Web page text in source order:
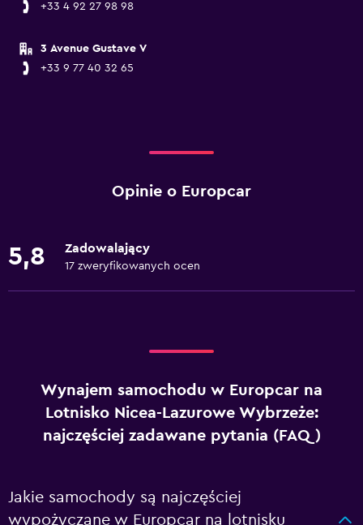
+33 4 92 27 98 98
3 Avenue Gustave V
+33 9 77 40 32 65
Opinie o Europcar
5,8 Zadowalający
17 zweryfikowanych ocen
Wynajem samochodu w Europcar na
Lotnisko Nicea-Lazurowe Wybrzeże:
najczęściej zadawane pytania (FAQ)
Jakie samochody są najczęściej
wypożyczane w Europcar na lotnisku